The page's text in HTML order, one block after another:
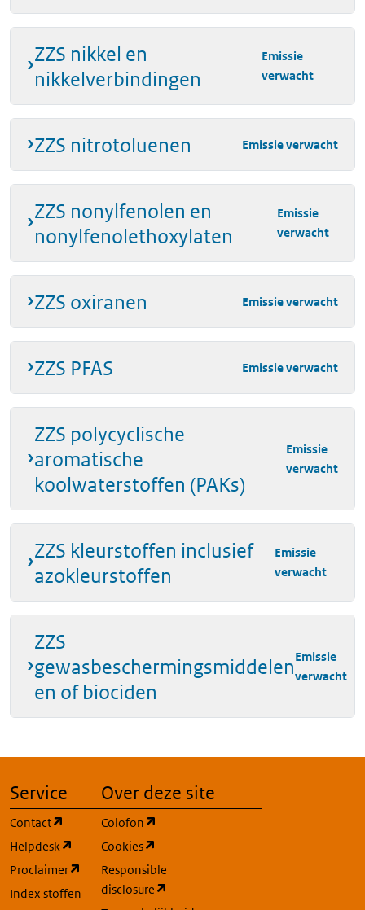
ZZS nikkel en
nikkelverbindingen
Emissie
verwacht
ZZS nitrotoluenen Emissie verwacht
ZZS nonylfenolen en
nonylfenolethoxylaten
Emissie
verwacht
ZZS oxiranen Emissie verwacht
ZZS PFAS Emissie verwacht
ZZS polycyclische
aromatische
koolwaterstoffen (PAKs)
Emissie
verwacht
ZZS kleurstoffen inclusief
azokleurstoffen
Emissie
verwacht
ZZS
gewasbeschermingsmiddelen
en of biociden
Emissie
verwacht
Service
Contact
(opent in een nieuw tabblad)
Helpdesk
(opent in een nieuw tabblad)
Proclaimer
(opent in een nieuw tabblad)
Index stoffen
Over deze site
Colofon
Cookies
Responsible
disclosure